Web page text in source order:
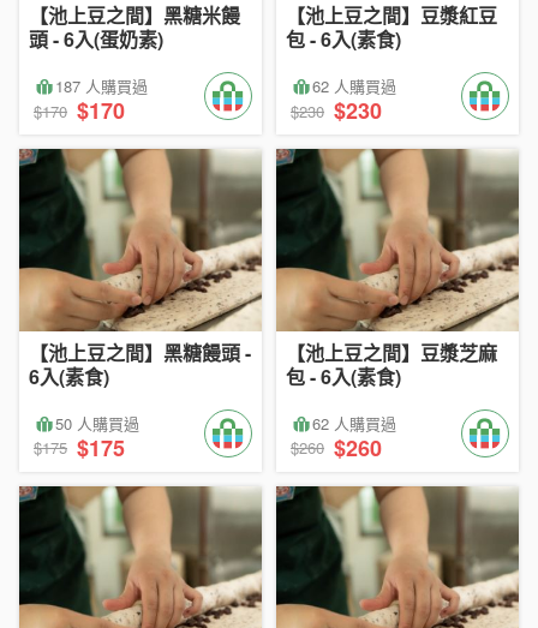
【池上豆之間】黑糖米饅
頭 - 6入(蛋奶素)
187 人購買過
$170 $170
【池上豆之間】豆漿紅豆
包 - 6入(素食)
62 人購買過
$230 $230
【池上豆之間】黑糖饅頭 -
6入(素食)
50 人購買過
$175 $175
【池上豆之間】豆漿芝麻
包 - 6入(素食)
62 人購買過
$260 $260